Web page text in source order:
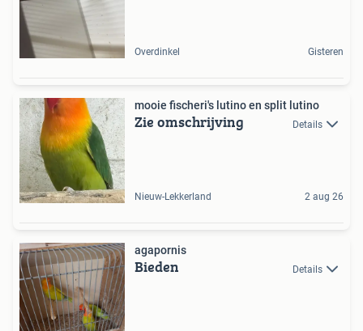
Overdinkel Gisteren
mooie fischeri's lutino en split lutino
Zie omschrijving Details
Nieuw-Lekkerland 2 aug 26
agapornis
Bieden Details